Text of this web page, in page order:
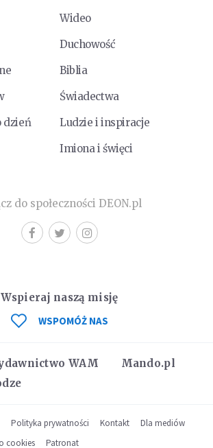
Wideo
Duchowość
Biblia
Świadectwa
dzień
Ludzie i inspiracje
Imiona i święci
do społeczności DEON.pl
WAM
Mando.pl
Wspieraj naszą misję
WSPOMÓŻ NAS
Polityka prywatności Kontakt
Dla mediów
cookies Patronat